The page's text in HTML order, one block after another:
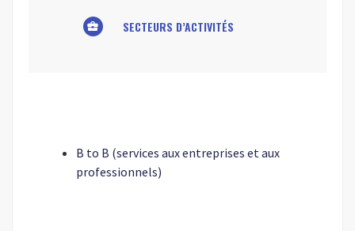
business_center SECTEURS D’ACTIVITÉS
B to B (services aux entreprises et aux
professionnels)